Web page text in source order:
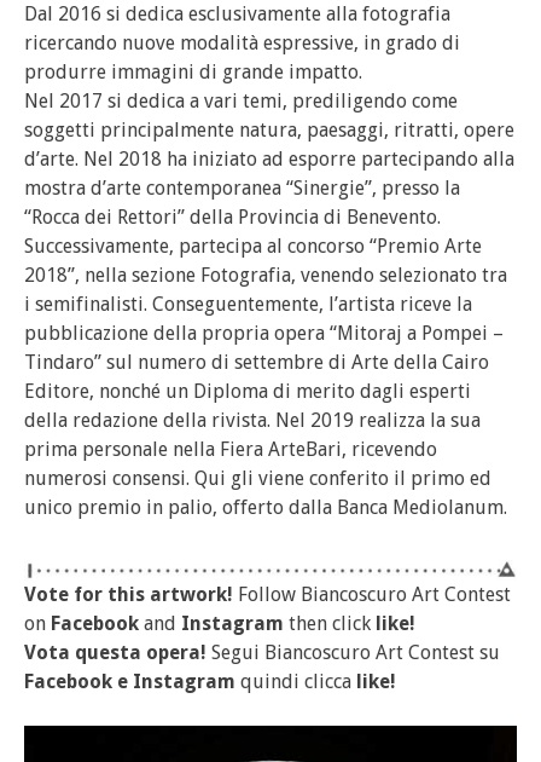
Dal 2016 si dedica esclusivamente alla fotografia
ricercando nuove modalità espressive, in grado di
produrre immagini di grande impatto.
Nel 2017 si dedica a vari temi, prediligendo come
soggetti principalmente natura, paesaggi, ritratti, opere
d’arte. Nel 2018 ha iniziato ad esporre partecipando alla
mostra d’arte contemporanea “Sinergie”, presso la
“Rocca dei Rettori” della Provincia di Benevento.
Successivamente, partecipa al concorso “Premio Arte
2018”, nella sezione Fotografia, venendo selezionato tra
i semifinalisti. Conseguentemente, l’artista riceve la
pubblicazione della propria opera “Mitoraj a Pompei –
Tindaro” sul numero di settembre di Arte della Cairo
Editore, nonché un Diploma di merito dagli esperti
della redazione della rivista. Nel 2019 realizza la sua
prima personale nella Fiera ArteBari, ricevendo
numerosi consensi. Qui gli viene conferito il primo ed
unico premio in palio, offerto dalla Banca Mediolanum.
Vote for this artwork! Follow Biancoscuro Art Contest
on Facebook and Instagram then click like!
Vota questa opera! Segui Biancoscuro Art Contest su
Facebook e Instagram quindi clicca like!